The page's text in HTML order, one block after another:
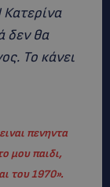
Κατερίνα
δεν θα
Το κάνει
πενηντα
μου παιδι,
του 1970».